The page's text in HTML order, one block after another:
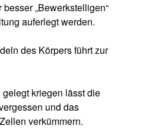
„Bewerkstelligen“
auferlegt werden.
des Körpers führt zur
kriegen lässt die
und das
verkümmern.